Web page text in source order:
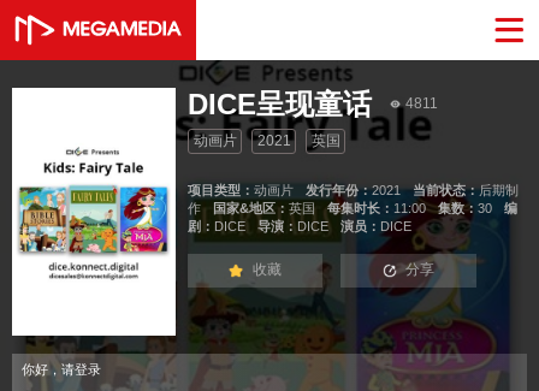
DICE呈现童话 4811
动画片 2021 英国
项目类型： 动画片 发行年份：2021 当前状态：后期制
作
国家&地区： 英国 每集时长： 11:00 集数： 30
编
剧： DICE 导演： DICE 演员： DICE
收藏 分享
你好，请登录